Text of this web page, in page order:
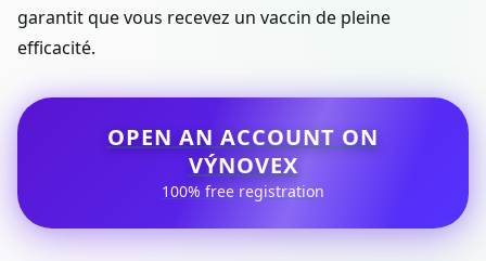
garantit que vous recevez un vaccin de pleine
efficacité.
OPEN AN ACCOUNT ON
VÝNOVEX
100% free registration